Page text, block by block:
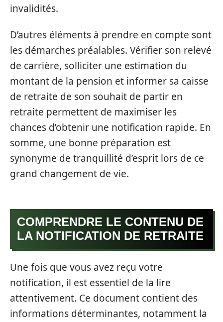
invalidités.
D’autres éléments à prendre en compte sont
les démarches préalables. Vérifier son relevé
de carrière, solliciter une estimation du
montant de la pension et informer sa caisse
de retraite de son souhait de partir en
retraite permettent de maximiser les
chances d’obtenir une notification rapide. En
somme, une bonne préparation est
synonyme de tranquillité d’esprit lors de ce
grand changement de vie.
COMPRENDRE LE CONTENU DE
LA NOTIFICATION DE RETRAITE
Une fois que vous avez reçu votre
notification, il est essentiel de la lire
attentivement. Ce document contient des
informations déterminantes, notamment la